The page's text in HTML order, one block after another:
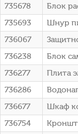
735678
Блок
735693
Шнур
736067
736238
Блок
736277
Плита
736286
736677
Шкаф
736754